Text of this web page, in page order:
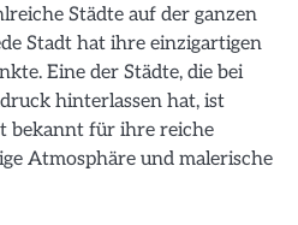
Städte auf der ganzen
Stadt hat ihre einzigartigen
Eine der Städte, die bei
hinterlassen hat, ist
bekannt für ihre reiche
Atmosphäre und malerische